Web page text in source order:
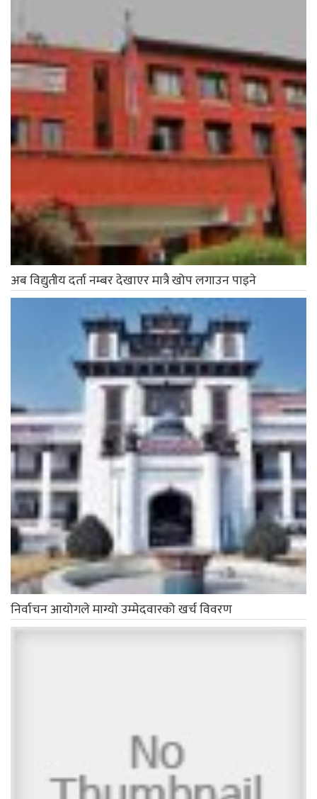
अब विद्युतीय दर्ता नम्बर देखाएर मात्रै खोप लगाउन पाइने
निर्वाचन आयोगले माग्यो उम्मेदवारको खर्च विवरण
म्याग्दीका शताब्दी पुरुष नारच्याङका चन्द्रे फगामी